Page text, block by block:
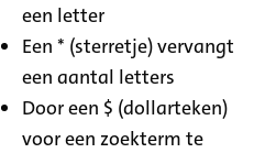
een letter
Een * (sterretje) vervangt
een aantal letters
Door een $ (dollarteken)
voor een zoekterm te